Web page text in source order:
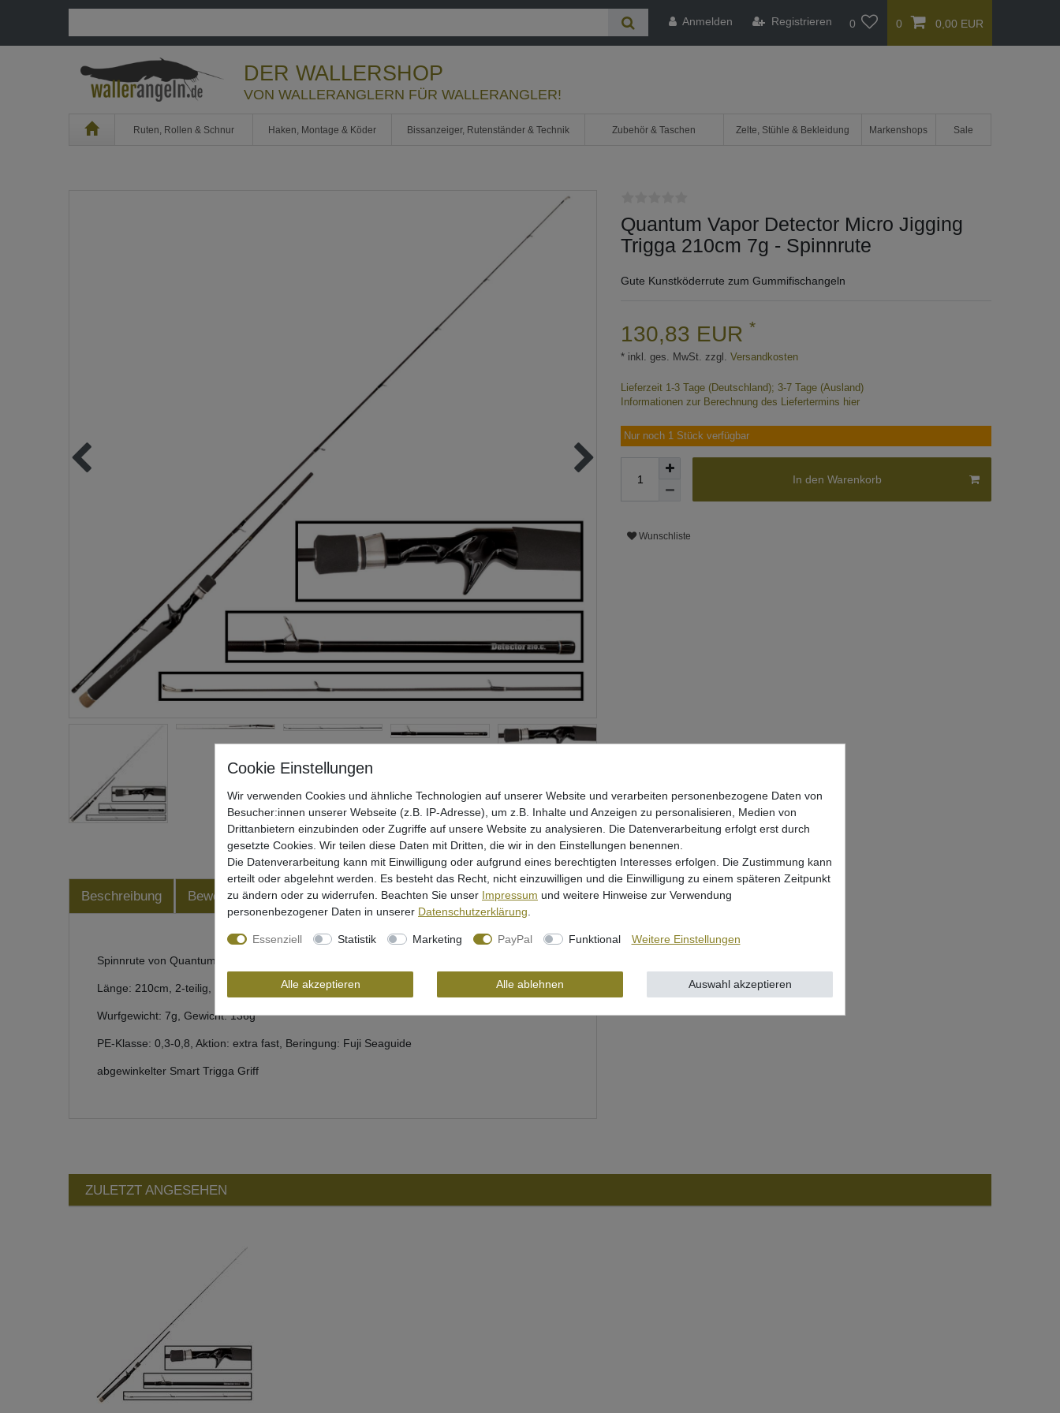
Anmelden Registrieren 0 0 0,00 EUR
DER WALLERSHOP
VON WALLERANGLERN FÜR WALLERANGLER!
Home Ruten, Rollen & Schnur Haken, Montage & Köder Bissanzeiger, Rutenständer & Technik Zubehör & Taschen Zelte, Stühle & Bekleidung Markenshops Sale
Quantum Vapor Detector Micro Jigging
Trigga 210cm 7g - Spinnrute
Gute Kunstköderrute zum Gummifischangeln
130,83 EUR *
* inkl. ges. MwSt. zzgl. Versandkosten
Lieferzeit 1-3 Tage (Deutschland); 3-7 Tage (Ausland)
Informationen zur Berechnung des Liefertermins hier
Nur noch 1 Stück verfügbar
In den Warenkorb
Wunschliste
Beschreibung Bewertung Produktsicherheit
Spinnrute von Quantum zum Kunstköderangeln auf Barsche & Forellen
Länge: 210cm, 2-teilig, Transportlänge: 159cm
Wurfgewicht: 7g, Gewicht: 136g
PE-Klasse: 0,3-0,8, Aktion: extra fast, Beringung: Fuji Seaguide
abgewinkelter Smart Trigga Griff
ZULETZT ANGESEHEN
Wir verwenden Cookies und ähnliche Technologien auf unserer Website und verarbeiten personenbezogene Daten von
Besucher:innen unserer Webseite (z.B. IP-Adresse), um z.B. Inhalte und Anzeigen zu personalisieren, Medien von
Drittanbietern einzubinden oder Zugriffe auf unsere Website zu analysieren. Die Datenverarbeitung erfolgt erst durch
gesetzte Cookies. Wir teilen diese Daten mit Dritten, die wir in den Einstellungen benennen.
Die Datenverarbeitung kann mit Einwilligung oder aufgrund eines berechtigten Interesses erfolgen. Die Zustimmung kann
erteilt oder abgelehnt werden. Es besteht das Recht, nicht einzuwilligen und die Einwilligung zu einem späteren Zeitpunkt
zu ändern oder zu widerrufen. Beachten Sie unser Impressum und weitere Hinweise zur Verwendung
personenbezogener Daten in unserer Daten­schutz­erklärung
Essenziell Statistik Marketing PayPal Funktional Weitere Einstellungen
Alle akzeptieren Alle ablehnen Auswahl akzeptieren